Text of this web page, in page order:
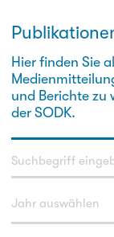
Hier finden Sie
und Berichte zu
der SODK.